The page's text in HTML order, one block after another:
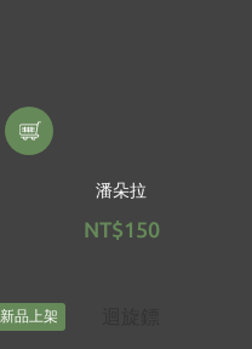
潘朵拉
NT$150
新品上架